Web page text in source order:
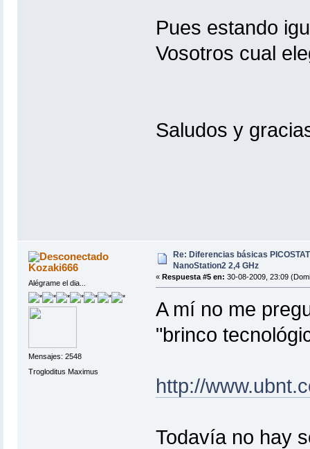
Pues estando
Vosotros cual
Saludos y
Kozaki666
Alégrame el dia...
Mensajes: 2548
Trogloditus Maximus
Re: Diferencias básicas
NanoStation2 2,4 GHz
« Respuesta #5 en: 30-08-2009, 23:09
A mí no me
"brinco
http://
Todavía no hay